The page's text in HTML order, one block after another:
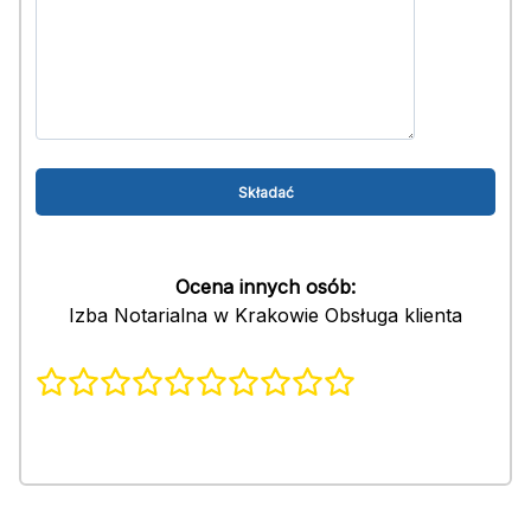
Ocena innych osób:
Izba Notarialna w Krakowie Obsługa klienta